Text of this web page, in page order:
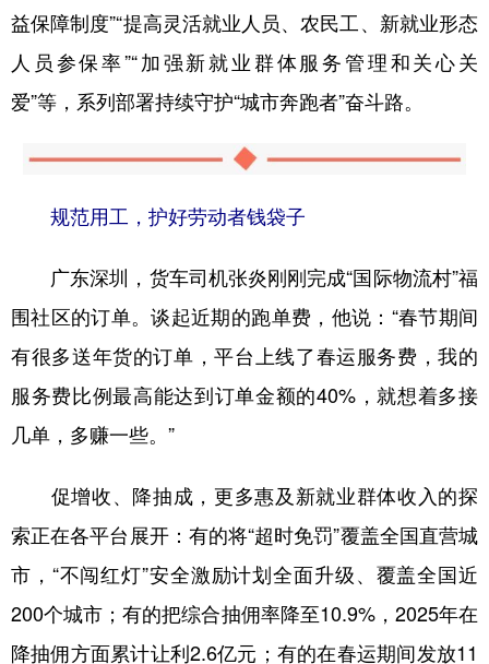
益保障制度”“提高灵活就业人员、农民工、新就业形态
人员参保率”“加强新就业群体服务管理和关心关
爱”等，系列部署持续守护“城市奔跑者”奋斗路。
规范用工，护好劳动者钱袋子
广东深圳，货车司机张炎刚刚完成“国际物流村”福
围社区的订单。谈起近期的跑单费，他说：“春节期间
有很多送年货的订单，平台上线了春运服务费，我的
服务费比例最高能达到订单金额的40%，就想着多接
几单，多赚一些。”
促增收、降抽成，更多惠及新就业群体收入的探
索正在各平台展开：有的将“超时免罚”覆盖全国直营城
市，“不闯红灯”安全激励计划全面升级、覆盖全国近
200个城市；有的把综合抽佣率降至10.9%，2025年在
降抽佣方面累计让利2.6亿元；有的在春运期间发放11